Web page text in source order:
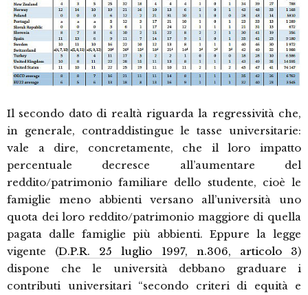
Il secondo dato di realtà riguarda la regressività che,
in generale, contraddistingue le tasse universitarie:
vale a dire, concretamente, che il loro impatto
percentuale decresce all’aumentare del
reddito/patrimonio familiare dello studente, cioè le
famiglie meno abbienti versano all’università uno
quota dei loro reddito/patrimonio maggiore di quella
pagata dalle famiglie più abbienti. Eppure la legge
vigente (D.P.R. 25 luglio 1997, n.306, articolo 3)
dispone che le università debbano graduare i
contributi universitari “secondo criteri di equità e